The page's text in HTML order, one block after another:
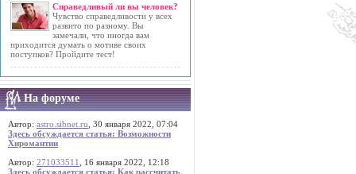
Справедливый ли вы человек?
Чувство справедливости у всех
развито по разному. Вы
замечали, что иногда вам
приходится думать о мотиве своих
поступков? Пройдите тест!
На форуме
Автор: astro.sibnet.ru , 30 января 2022, 07:04
Здесь обсуждается статья: Возможности
Хиромантии
Автор: 271033511
, 16 января 2022, 12:18
Здесь обсуждается статья: Как рассчитать